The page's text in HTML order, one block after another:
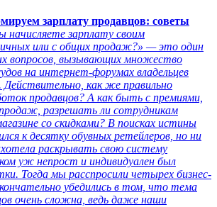
зарплату продавцов: советы
начисляете зарплату своим
или с общих продаж?» — это один
вопросов, вызывающих множество
на интернет-форумах владельцев
Действительно, как же правильно
продавцов? А как быть с премиями,
разрешать ли сотрудникам
со скидками? В поисках истины
к десятку обувных ретейлеров, но ни
раскрывать свою систему
уж непрост и индивидуален был
Тогда мы расспросили четырех бизнес-
убедились в том, что тема
очень сложна, ведь даже наши